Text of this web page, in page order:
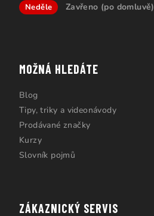
Neděle Zavřeno (po domluvě)
MOŽNÁ HLEDÁTE
Blog
Tipy, triky a videonávody
Prodávané značky
Kurzy
Slovník pojmů
ZÁKAZNICKÝ SERVIS